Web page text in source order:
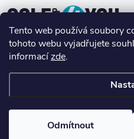
Tento web používá soubory
tohoto webu vyjadřujete
informacízde.
Odmítnout
Ozve se vám skutečný člověk,